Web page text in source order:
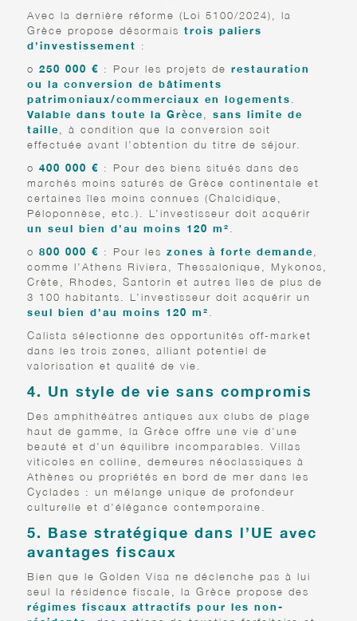
Avec la dernière réforme (Loi 5100/2024), la
Grèce propose désormais trois paliers
d’investissement :
o 250 000 € : Pour les projets de restauration
ou la conversion de bâtiments
patrimoniaux/commerciaux en logements
Valable dans toute la Grèce
sans limite de
taille , à condition que la conversion soit
effectuée avant l’obtention du titre de séjour.
o 400 000 € : Pour des biens situés dans des
marchés moins saturés de Grèce continentale et
certaines îles moins connues (Chalcidique,
Péloponnèse, etc.). L’investisseur doit acquérir
un seul bien d’au moins 120 m²
o 800 000 € : Pour les zones à forte demande
comme l’Athens Riviera, Thessalonique, Mykonos,
Crète, Rhodes, Santorin et autres îles de plus de
3 100 habitants. L’investisseur doit acquérir un
seul bien d’au moins 120 m²
Calista sélectionne des opportunités off-market
dans les trois zones, alliant potentiel de
valorisation et qualité de vie.
4. Un style de vie sans compromis
Des amphithéâtres antiques aux clubs de plage
haut de gamme, la Grèce offre une vie d’une
beauté et d’un équilibre incomparables. Villas
viticoles en colline, demeures néoclassiques à
Athènes ou propriétés en bord de mer dans les
Cyclades : un mélange unique de profondeur
culturelle et d’élégance contemporaine.
5. Base stratégique dans l’UE avec
avantages fiscaux
Bien que le Golden Visa ne déclenche pas à lui
seul la résidence fiscale, la Grèce propose des
régimes fiscaux attractifs pour les non-